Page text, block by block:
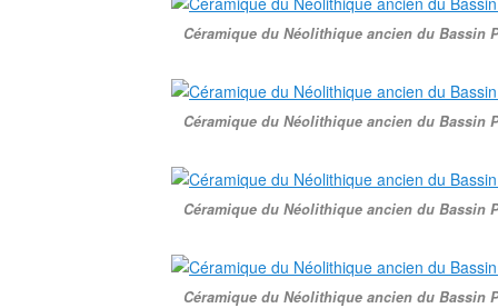
Céramique du Néolithique ancien du Bassin
Céramique du Néolithique ancien du Bassin
Céramique du Néolithique ancien du Bassin
Céramique du Néolithique ancien du Bassin